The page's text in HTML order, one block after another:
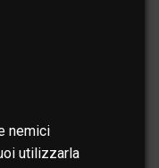
nemici
utilizzarla